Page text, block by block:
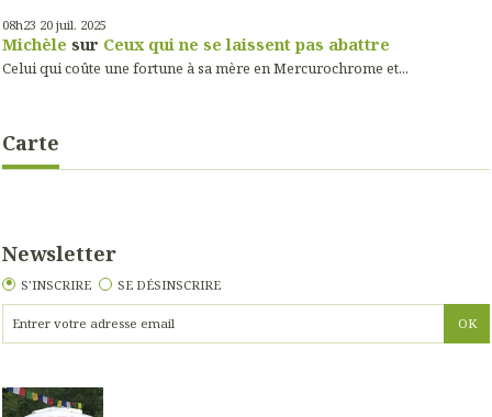
08h23 20 juil. 2025
Michèle sur Ceux qui ne se laissent pas abattre
Celui qui coûte une fortune à sa mère en Mercurochrome et...
Carte
Newsletter
S'INSCRIRE SE DÉSINSCRIRE